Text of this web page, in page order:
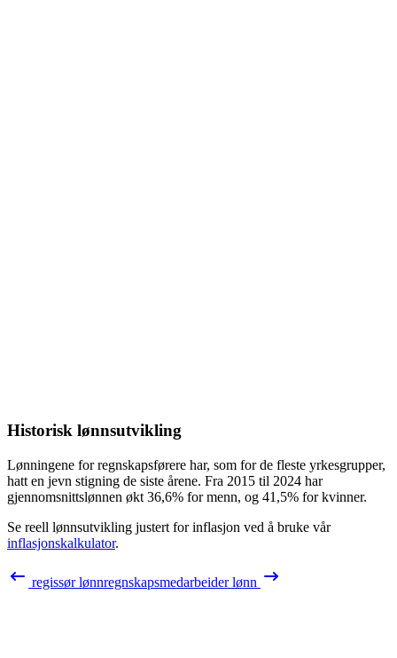
Historisk lønnsutvikling
Lønningene forregnskapsførere har, som for de fleste yrkesgrupper,
hatt en jevn stigning de siste årene. Fra 2015 til 2024 har
gjennomsnittslønnen økt 36,6% for menn, og 41,5% for kvinner.
Se reell lønnsutvikling justert for inflasjon ved å bruke vår
inflasjonskalkulator.
regissørlønnregnskapsmedarbeiderlønn